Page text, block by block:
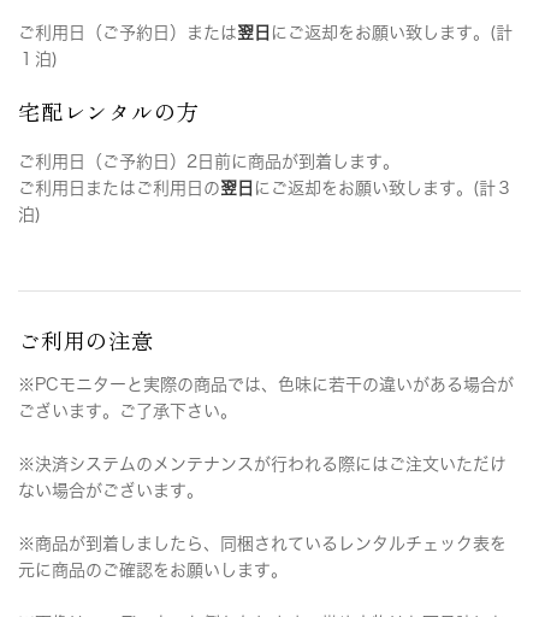
ご利用日（ご予約日）または翌日 にご返却をお願い致します。(計
１泊)
宅配レンタルの方
ご利用日（ご予約日）2日前に商品が到着します。
ご利用日またはご利用日の翌日 にご返却をお願い致します。(計３
泊)
ご利用の注意
※PCモニターと実際の商品では、色味に若干の違いがある場合が
ございます。ご了承下さい。
※決済システムのメンテナンスが行われる際にはご注文いただけ
ない場合がございます。
※商品が到着しましたら、同梱されているレンタルチェック表を
元に商品のご確認をお願いします。